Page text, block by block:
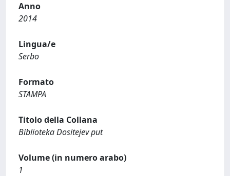
Anno
2014
Lingua/e
Serbo
Formato
STAMPA
Titolo della Collana
Biblioteka Dositejev put
Volume (in numero arabo)
1